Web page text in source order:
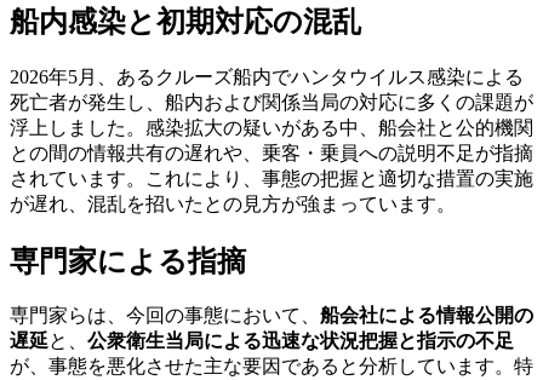
船内感染と初期対応の混乱
2026年5月、あるクルーズ船内でハンタウイルス感染による
死亡者が発生し、船内および関係当局の対応に多くの課題が
浮上しました。感染拡大の疑いがある中、船会社と公的機関
との間の情報共有の遅れや、乗客・乗員への説明不足が指摘
されています。これにより、事態の把握と適切な措置の実施
が遅れ、混乱を招いたとの見方が強まっています。
専門家による指摘
専門家らは、今回の事態において、 船会社による情報公開の
遅延と、 公衆衛生当局による迅速な状況把握と指示の不足
が、事態を悪化させた主な要因であると分析しています。特